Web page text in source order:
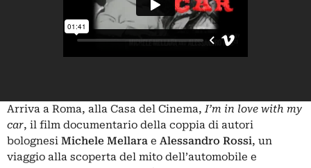
Arriva a Roma, alla Casa del Cinema,I’m in love with my
car, il film documentario della coppia di autori
bolognesi Michele Mellara e Alessandro Rossi, un
viaggio alla scoperta del mito dell’automobile e